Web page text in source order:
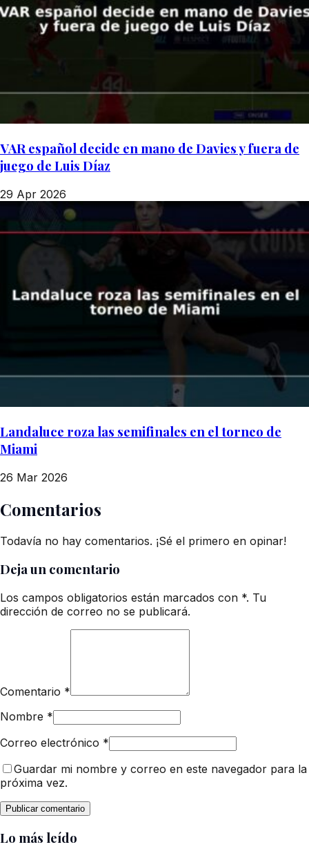
VAR español decide en mano de Davies y fuera de
juego de Luis Díaz
29 Apr 2026
Landaluce roza las semifinales en el torneo de
Miami
26 Mar 2026
Comentarios
Todavía no hay comentarios. ¡Sé el primero en opinar!
Deja un comentario
Los campos obligatorios están marcados con *. Tu
dirección de correo no se publicará.
Comentario *
Nombre *
Correo electrónico *
Guardar mi nombre y correo en este navegador para la
próxima vez.
Lo más leído